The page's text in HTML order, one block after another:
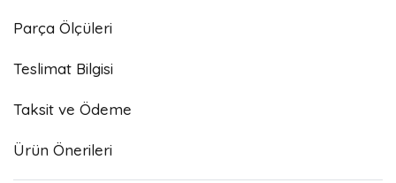
Parça Ölçüleri
Teslimat Bilgisi
Taksit ve Ödeme
Ürün Önerileri